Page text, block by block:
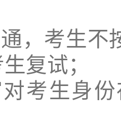
，考生不
复试；
考生身